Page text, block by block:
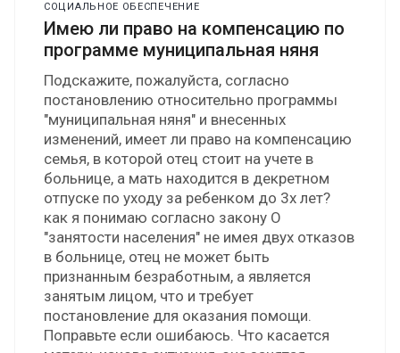
СОЦИАЛЬНОЕ ОБЕСПЕЧЕНИЕ
Имею ли право на компенсацию по
программе муниципальная няня
Подскажите, пожалуйста, согласно
постановлению относительно программы
"муниципальная няня" и внесенных
изменений, имеет ли право на компенсацию
семья, в которой отец стоит на учете в
больнице, а мать находится в декретном
отпуске по уходу за ребенком до 3х лет?
как я понимаю согласно закону О
"занятости населения" не имея двух отказов
в больнице, отец не может быть
признанным безработным, а является
занятым лицом, что и требует
постановление для оказания помощи.
Поправьте если ошибаюсь. Что касается